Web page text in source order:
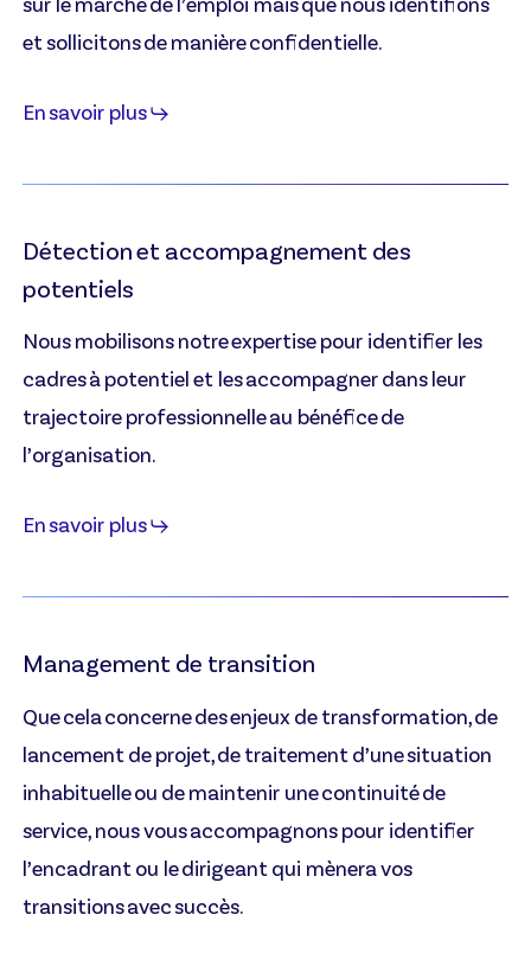
sur le marché de l’emploi mais que nous identifions
et sollicitons de manière confidentielle.
En savoir plus
Détection et accompagnement des
potentiels
Nous mobilisons notre expertise pour identifier les
cadres à potentiel et les accompagner dans leur
trajectoire professionnelle au bénéfice de
l’organisation.
En savoir plus
Management de transition
Que cela concerne des enjeux de transformation, de
lancement de projet, de traitement d’une situation
inhabituelle ou de maintenir une continuité de
service, nous vous accompagnons pour identifier
l’encadrant ou le dirigeant qui mènera vos
transitions avec succès.